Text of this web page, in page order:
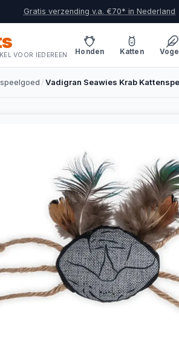
Gratis verzending v.a. €70* in Nederland
VOOR IEDEREEN Honden Katten
/Vadigran Seawies Krab